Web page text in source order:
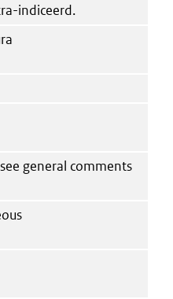
indiceerd.
general comments